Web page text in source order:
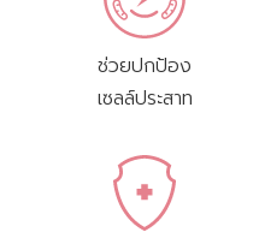
ช่วยปกป้อง
เซลล์ประสาท